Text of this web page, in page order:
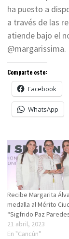
ha puesto a
a través de las
atiende bajo el
@margarissima.
Comparte esto:
Facebook
WhatsApp
Recibe Margarita
medalla al Mérito
“Sigfrido Paz
21 abril, 2023
En "Cancún"